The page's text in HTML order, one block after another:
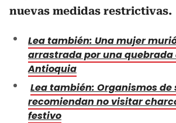
nuevas medidas restrictivas.
Lea también: Una mujer
arrastrada por una quebrada
Antioquia
Lea también: Organismos de
recomiendan no visitar
festivo